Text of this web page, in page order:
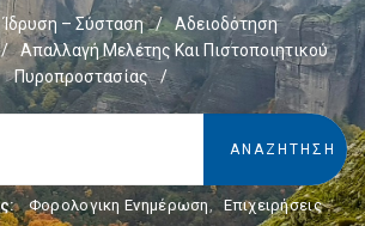
Ίδρυση – Σύσταση /
Αδειοδότηση
/
Απαλλαγή Μελέτης Και Πιστοποιητικού
Πυροπροστασίας
/
Φορολογικη Ενημέρωση, Επιχειρήσεις